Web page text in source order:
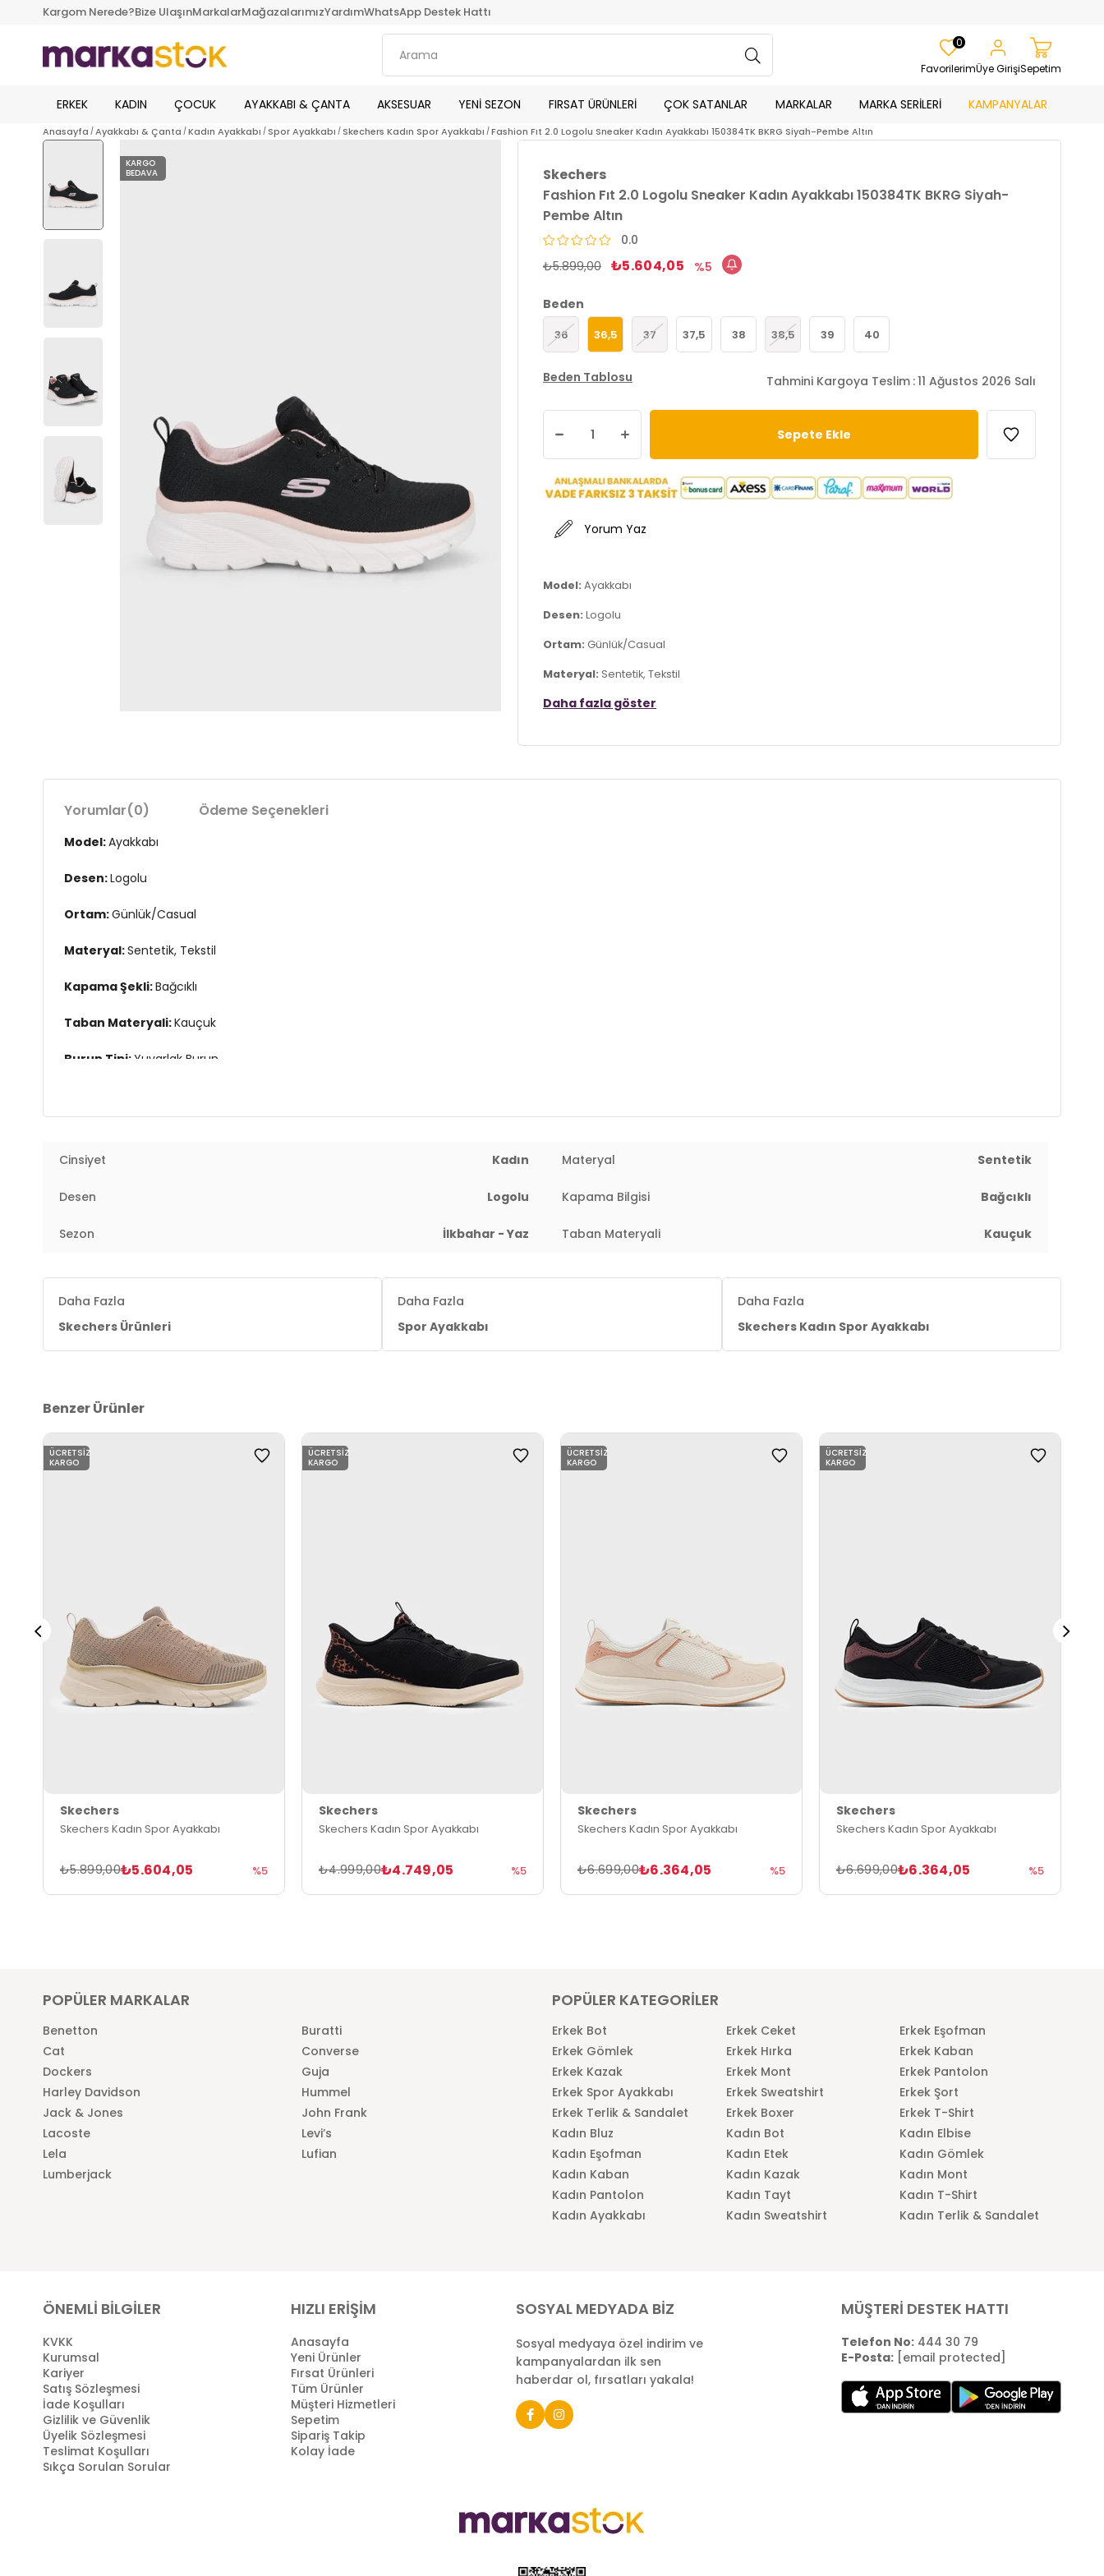
Kargom Nerede?Bize UlaşınMarkalarMağazalarımızYardımWhatsApp Destek Hattı
Favorilerim
0
Üye GirişiSepetim
ERKEK KADIN ÇOCUK AYAKKABI & ÇANTA AKSESUAR YENİ SEZON FIRSAT ÜRÜNLERİ ÇOK SATANLAR MARKALAR MARKA SERİLERİ KAMPANYALAR
Anasayfa Ayakkabı & Çanta Kadın Ayakkabı Spor Ayakkabı Skechers Kadın Spor Ayakkabı Fashion Fıt 2.0 Logolu Sneaker Kadın Ayakkabı 150384TK BKRG Siyah-Pembe Altın
KARGO
BEDAVA
Skechers
Fashion Fıt 2.0 Logolu Sneaker Kadın Ayakkabı 150384TK BKRG Siyah-
Pembe Altın
0.0
₺5.899,00 ₺5.604,05 5
Beden
36 36,5 37 37,5 38 38,5 39 40
Beden Tablosu Tahmini Kargoya Teslim :11 Ağustos 2026 Salı
Yorum Yaz
Model: Ayakkabı
Desen: Logolu
Ortam: Günlük/Casual
Materyal: Sentetik, Tekstil
Kapama Şekli:Bağcıklı
Daha fazla göster
Yorumlar(0) Ödeme Seçenekleri
Model:Ayakkabı
Desen:Logolu
Ortam:Günlük/Casual
Materyal:Sentetik, Tekstil
Kapama Şekli:Bağcıklı
Taban Materyali:Kauçuk
Burun Tipi:Yuvarlak Burun
Yaş Grubu:
Menşei:
Cinsiyet Kadın Materyal Sentetik
Desen Logolu Kapama Bilgisi Bağcıklı
Sezon İlkbahar - Yaz Taban Materyali Kauçuk
Daha Fazla
Skechers Ürünleri
Daha Fazla
Spor Ayakkabı
Daha Fazla
Skechers Kadın Spor Ayakkabı
Benzer Ürünler
Skechers
Skechers Kadın Spor Ayakkabı
₺5.604,05
₺5.899,00 %5
ÜCRETSIZ
KARGO
Skechers
Skechers Kadın Spor Ayakkabı
₺4.749,05
₺4.999,00 %5
ÜCRETSIZ
KARGO
Skechers
Skechers Kadın Spor Ayakkabı
₺6.364,05
₺6.699,00 %5
ÜCRETSIZ
KARGO
Skechers
Skechers Kadın Spor Ayakkabı
₺6.364,05
₺6.699,00 %5
ÜCRETSIZ
KARGO
POPÜLER MARKALAR
Benetton
Buratti
Cat
Converse
Dockers
Guja
Harley Davidson
Hummel
Jack & Jones
John Frank
Lacoste
Levi’s
Lela
Lufian
Lumberjack
POPÜLER KATEGORİLER
Erkek Bot Erkek Ceket
Erkek Eşofman
Erkek Gömlek
Erkek Hırka
Erkek Kaban
Erkek Kazak
Erkek Mont
Erkek Pantolon
Erkek Spor Ayakkabı
Erkek Sweatshirt
Erkek Şort
Erkek Terlik & Sandalet
Erkek Boxer
Erkek T-Shirt
Kadın Bluz
Kadın Bot
Kadın Elbise
Kadın Eşofman
Kadın Etek
Kadın Gömlek
Kadın Kaban
Kadın Kazak
Kadın Mont
Kadın Pantolon
Kadın Tayt
Kadın T-Shirt
Kadın Ayakkabı
Kadın Sweatshirt Kadın Terlik & Sandalet
ÖNEMLİ BİLGİLER
KVKK
Kurumsal
Kariyer
Satış Sözleşmesi
İade Koşulları
Gizlilik ve Güvenlik
Üyelik Sözleşmesi
Teslimat Koşulları
Sıkça Sorulan Sorular
HIZLI ERİŞİM
Anasayfa
Yeni Ürünler
Fırsat Ürünleri
Tüm Ürünler
Müşteri Hizmetleri
Sepetim
Sipariş Takip
Kolay İade
SOSYAL MEDYADA BİZ
Sosyal medyaya özel indirim ve
kampanyalardan ilk sen
haberdar ol, fırsatları yakala!
MÜŞTERİ DESTEK HATTI
Telefon No:444 30 79
E-Posta: [email protected]